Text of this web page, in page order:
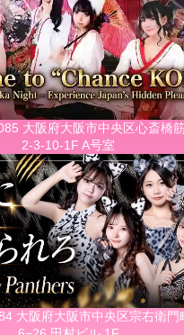
大阪府大阪市中央区心斎橋
2-3-10-1F A号室
大阪府大阪市中央区宗右衛門